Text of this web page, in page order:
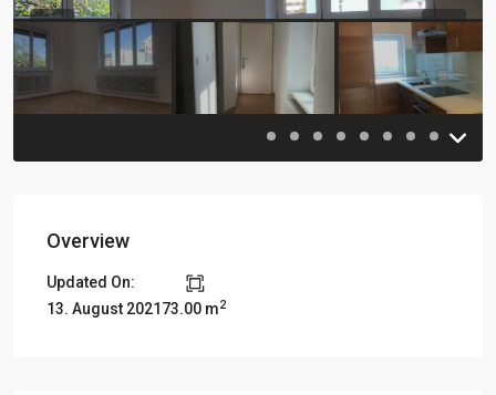
Overview
Updated On:
13. August 202173.00 m2